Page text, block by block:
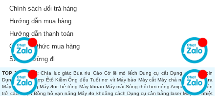
Chính sách đổi trả hàng
Hướng dẫn mua hàng
Hướng dẫn thanh toán
Các hình thức mua hàng
Sơ đồ đường đi
TOP TÌM KIẾM:Chìa lục giác Búa rìu Cảo Cờ lê mỏ lếch Dụng cụ cắt Dụng cụ dùng pin
Dụng cụ tổng hợp Êtô Kiềm Ống đếu Tuốt nơ vít Máy bào Máy cắt Máy chà nhám Máy cưa
Máy đánh bóng Máy đục bê tông Máy khoan Máy mài Súng thổi hơi nóng Ampe kìm Đo điện
trở cách điện Đồng hồ vạn năng Máy đo khoảng cách Dụng cụ cân bằng laser Máy đo nhiệt